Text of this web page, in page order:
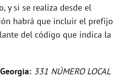
V
i
d
y si se realiza desde el
habrá que incluir el prefijo
del código que indica la
331 NÚMERO LOCAL